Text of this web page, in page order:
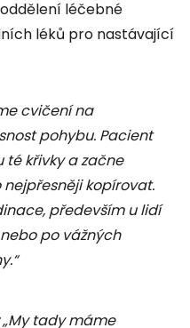
léčebné
léků pro nastávající
cvičení na
pohybu. Pacient
té křivky a začne
kopírovat.
především u lidí
po vážných
„My tady máme